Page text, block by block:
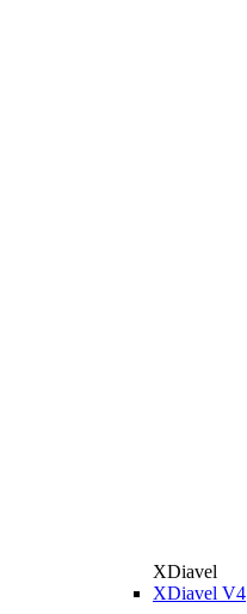
XDiavel
XDiavel V4